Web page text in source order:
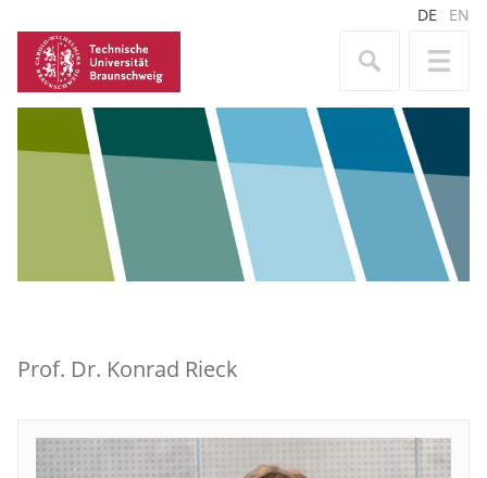
DE EN
Prof. Dr. Konrad Rieck